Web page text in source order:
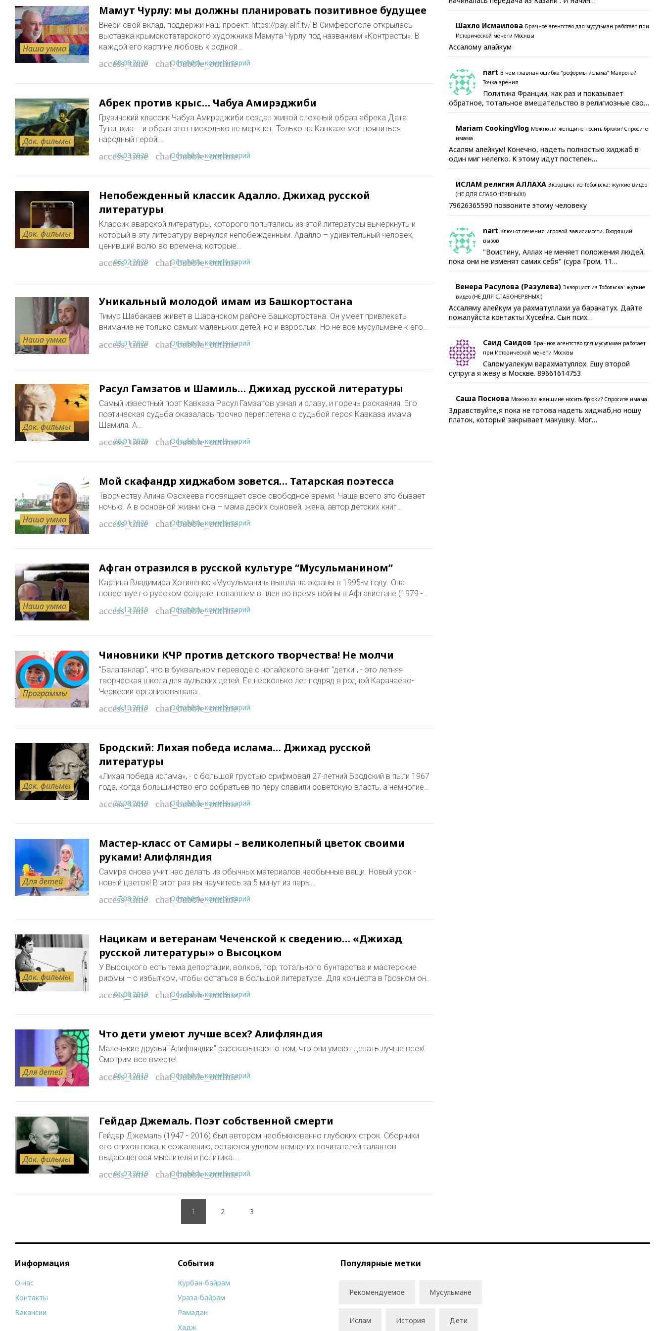
Наша умма
Мамут Чурлу: мы должны планировать позитивное будущее
Внеси свой вклад, поддержи наш проект: https://pay.alif.tv/ В Симферополе открылась
выставка крымскотатарского художника Мамута Чурлу под названием «Контрасты». В
каждой его картине любовь к родной…
access_time
08.08.2020 chat_bubble_outline
Оставить комментарий
Док. фильмы
Абрек против крыс… Чабуа Амирэджиби
Грузинский классик Чабуа Амирэджиби создал живой сложный образ абрека Дата
Туташхиа – и образ этот нисколько не меркнет. Только на Кавказе мог появиться
народный герой,…
access_time
19.03.2020 chat_bubble_outline
Оставить комментарий
Док. фильмы
Непобежденный классик Адалло. Джихад русской
литературы
Классик аварской литературы, которого попытались из этой литературы вычеркнуть и
который в эту литературу вернулся непобежденным. Адалло – удивительный человек,
ценивший волю во времена, которые…
access_time
06.02.2020 chat_bubble_outline
Оставить комментарий
Наша умма
Уникальный молодой имам из Башкортостана
Тимур Шабакаев живет в Шаранском районе Башкортостана. Он умеет привлекать
внимание не только самых маленьких детей, но и взрослых. Но не все мусульмане к его…
access_time
23.01.2020 chat_bubble_outline
Оставить комментарий
Док. фильмы
Расул Гамзатов и Шамиль… Джихад русской литературы
Самый известный поэт Кавказа Расул Гамзатов узнал и славу, и горечь раскаяния. Его
поэтическая судьба оказалась прочно переплетена с судьбой героя Кавказа имама
Шамиля. А…
access_time
20.01.2020 chat_bubble_outline
Оставить комментарий
Наша умма
Мой скафандр хиджабом зовется… Татарская поэтесса
Творчеству Алина Фасхеева посвящает свое свободное время. Чаще всего это бывает
ночью. А в основной жизни она – мама двоих сыновей, жена, автор детских книг…
access_time
10.01.2020 chat_bubble_outline
Оставить комментарий
Наша умма
Афган отразился в русской культуре “Мусульманином”
Картина Владимира Хотиненко «Мусульманин» вышла на экраны в 1995-м году. Она
повествует о русском солдате, попавшем в плен во время войны в Афганистане (1979 -…
access_time
14.12.2019 chat_bubble_outline
Оставить комментарий
Программы
Чиновники КЧР против детского творчества! Не молчи
"Балапанлар", что в буквальном переводе с ногайского значит "детки", - это летняя
творческая школа для аульских детей. Ее несколько лет подряд в родной Карачаево-
Черкесии организовывала…
access_time
14.10.2019 chat_bubble_outline
Оставить комментарий
Док. фильмы
Бродский: Лихая победа ислама… Джихад русской
литературы
«Лихая победа ислама», - с большой грустью срифмовал 27-летний Бродский в пыли 1967
года, когда большинство его собратьев по перу славили советскую власть, а немногие…
access_time
22.08.2019 chat_bubble_outline
Оставить комментарий
Для детей
Мастер-класс от Самиры – великолепный цветок своими
руками! Алифляндия
Самира снова учит нас делать из обычных материалов необычные вещи. Новый урок -
новый цветок! В этот раз вы научитесь за 5 минут из пары…
access_time
17.08.2019 chat_bubble_outline
Оставить комментарий
Док. фильмы
Нацикам и ветеранам Чеченской к сведению… «Джихад
русской литературы» о Высоцком
У Высоцкого есть тема депортации, волков, гор, тотального бунтарства и мастерские
рифмы – с избытком, чтобы остаться в большой литературе. Для концерта в Грозном он…
access_time
01.08.2019 chat_bubble_outline
Оставить комментарий
Для детей
Что дети умеют лучше всех? Алифляндия
Маленькие друзья "Алифляндии" рассказывают о том, что они умеют делать лучше всех!
Смотрим все вместе!
access_time
06.07.2019 chat_bubble_outline
Оставить комментарий
Док. фильмы
Гейдар Джемаль. Поэт собственной смерти
Гейдар Джемаль (1947 - 2016) был автором необыкновенно глубоких строк. Сборники
его стихов пока, к сожалению, остаются уделом немногих почитателей талантов
выдающегося мыслителя и политика.…
access_time
01.07.2019 chat_bubble_outline
Оставить комментарий
1 2 3
Шахло Исмаилова Брачное агентство для мусульман работает при
Исторической мечети Москвы
Ассалому алайкум
nart В чем главная ошибка “реформы ислама” Макрона?
Точка зрения
Политика Франции, как раз и показывает
обратное, тотальное вмешательство в религиозные сво…
Mariam CookingVlog Можно ли женщине носить брюки? Спросите
имама
Асалям алейкум! Конечно, надеть полностью хиджаб в
один миг нелегко. К этому идут постепен…
ИСЛАМ религия АЛЛАХА Экзорцист из Тобольска: жуткие видео
(НЕ ДЛЯ СЛАБОНЕРВНЫХ!)
79626365590 позвоните этому человеку
nart Ключ от лечения игровой зависимости. Входящий
вызов
"Воистину, Аллах не меняет положения людей,
пока они не изменят самих себя" (сура Гром, 11…
Венера Расулова (Разулева) Экзорцист из Тобольска: жуткие
видео (НЕ ДЛЯ СЛАБОНЕРВНЫХ!)
Ассаляму алейкум уа рахматуллахи уа баракатух. Дайте
пожалуйста контакты Хусейна. Сын псих…
Саид Саидов Брачное агентство для мусульман работает
при Исторической мечети Москвы
Саломуалекум варахматуллох. Ешу второй
супруга я жеву в Москве. 89661614753
Саша Поснова Можно ли женщине носить брюки? Спросите имама
Здравствуйте,я пока не готова надеть хиджаб,но ношу
платок, который закрывает макушку. Мог…
Информация
О нас
Контакты
Вакансии
События
Курбан-байрам
Ураза-байрам
Рамадан
Хадж
Популярные метки
Рекомендуемое Мусульмане
Ислам История Дети